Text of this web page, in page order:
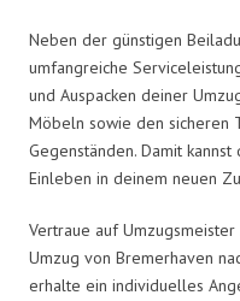
Neben der günstigen
umfangreiche
und Auspacken deiner
Möbeln sowie den sicheren
Gegenständen. Damit
Einleben in deinem neuen
Vertraue auf
Umzug von Bremerhaven
erhalte ein individuelles